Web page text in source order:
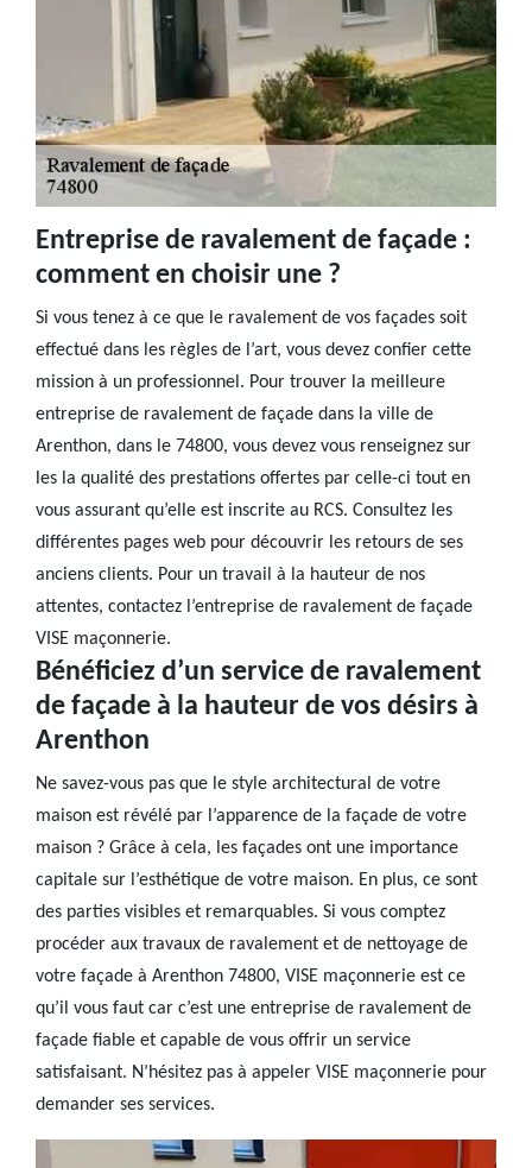
Entreprise de ravalement de façade :
comment en choisir une ?
Si vous tenez à ce que le ravalement de vos façades soit
effectué dans les règles de l’art, vous devez confier cette
mission à un professionnel. Pour trouver la meilleure
entreprise de ravalement de façade dans la ville de
Arenthon, dans le 74800, vous devez vous renseignez sur
les la qualité des prestations offertes par celle-ci tout en
vous assurant qu’elle est inscrite au RCS. Consultez les
différentes pages web pour découvrir les retours de ses
anciens clients. Pour un travail à la hauteur de nos
attentes, contactez l’entreprise de ravalement de façade
VISE maçonnerie.
Bénéficiez d’un service de ravalement
de façade à la hauteur de vos désirs à
Arenthon
Ne savez-vous pas que le style architectural de votre
maison est révélé par l’apparence de la façade de votre
maison ? Grâce à cela, les façades ont une importance
capitale sur l’esthétique de votre maison. En plus, ce sont
des parties visibles et remarquables. Si vous comptez
procéder aux travaux de ravalement et de nettoyage de
votre façade à Arenthon 74800, VISE maçonnerie est ce
qu’il vous faut car c’est une entreprise de ravalement de
façade fiable et capable de vous offrir un service
satisfaisant. N’hésitez pas à appeler VISE maçonnerie pour
demander ses services.